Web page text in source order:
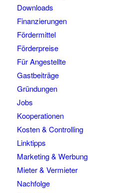
Downloads
Finanzierungen
Fördermittel
Förderpreise
Für Angestellte
Gastbeiträge
Gründungen
Jobs
Kooperationen
Kosten & Controlling
Linktipps
Marketing & Werbung
Mieter & Vermieter
Nachfolge